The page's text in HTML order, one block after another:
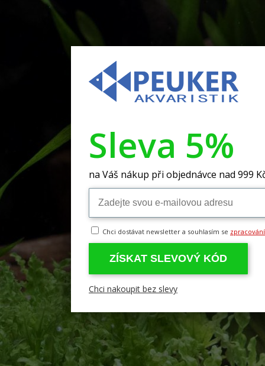
Sleva 5%
na Váš nákup při objednávce nad 999
Chci dostávat newsletter a souhlasím se
ZÍSKAT SLEVOVÝ KÓD
Chci nakoupit bez slevy